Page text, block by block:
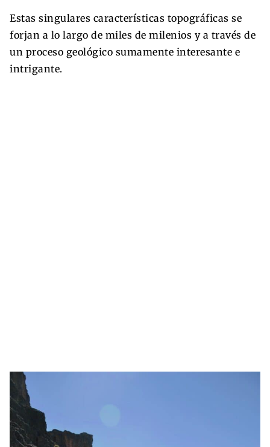
Estas singulares características topográficas se
forjan a lo largo de miles de milenios y a través de
un proceso geológico sumamente interesante e
intrigante.